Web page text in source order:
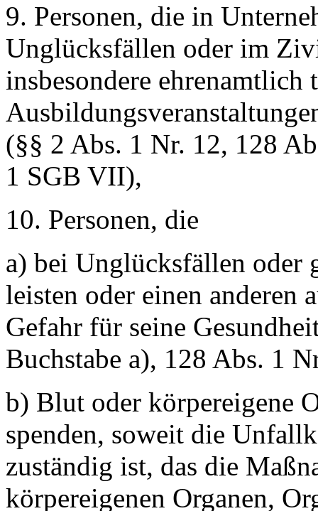
9. Personen, die in
Unglücksfällen oder im
insbesondere ehrenamtlich
(§§ 2 Abs. 1 Nr. 12, 128
1 SGB VII),
10. Personen, die
a) bei Unglücksfällen oder
leisten oder einen anderen
Gefahr für seine
Buchstabe a), 128 Abs. 1
b) Blut oder körpereigene
spenden, soweit die
zuständig ist, das die
körpereigenen Organen,